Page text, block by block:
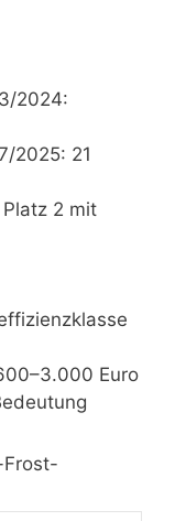
2024:
2025: 21
Platz 2 mit
Euro
Frost-